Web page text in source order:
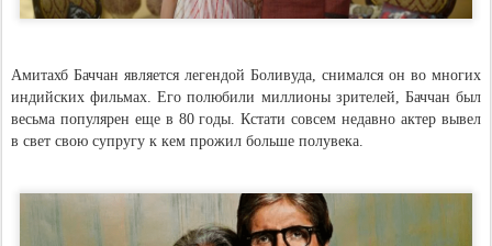
Амитахб Баччан является легендой Боливуда, снимался он во многих
индийских фильмах. Его полюбили миллионы зрителей, Баччан был
весьма популярен еще в 80 годы. Кстати совсем недавно актер вывел
в свет свою супругу к кем прожил больше полувека.